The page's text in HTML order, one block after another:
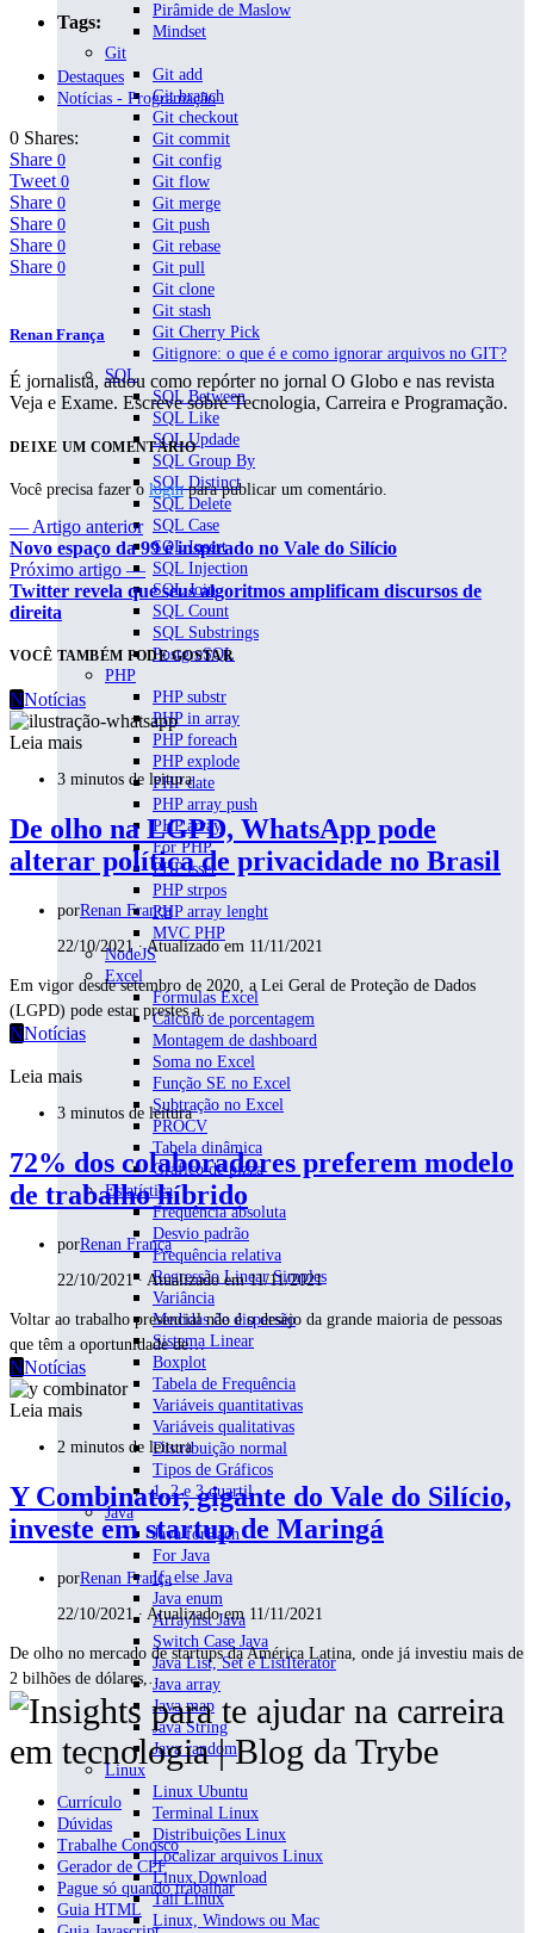
Pirâmide de Maslow
Mindset
Git
Git add
Git branch
Git checkout
Git commit
Git config
Git flow
Git merge
Git push
Git rebase
Git pull
Git clone
Git stash
Git Cherry Pick
Gitignore: o que é e como ignorar arquivos no GIT?
SQL
SQL Between
SQL Like
SQL Updade
SQL Group By
SQL Distinct
SQL Delete
SQL Case
SQL Insert
SQL Injection
SQL Join
SQL Count
SQL Substrings
PostgreSQL
PHP
PHP substr
PHP in array
PHP foreach
PHP explode
PHP date
PHP array push
PHP array
For PHP
PHP isset
PHP strpos
PHP array lenght
MVC PHP
NodeJS
Excel
Fórmulas Excel
Cálculo de porcentagem
Montagem de dashboard
Soma no Excel
Função SE no Excel
Subtração no Excel
PROCV
Tabela dinâmica
Gráfico de pizza
Estatística
Frequência absoluta
Desvio padrão
Frequência relativa
Regressão Linear Simples
Variância
Medidas de dispersão
Sistema Linear
Boxplot
Tabela de Frequência
Variáveis quantitativas
Variáveis qualitativas
Distribuição normal
Tipos de Gráficos
1, 2 e 3 quartil
Java
Java forEach
For Java
If, else Java
Java enum
Arraylist Java
Switch Case Java
Java List, Set e ListIterator
Java array
Java map
Java String
Java random
Linux
Linux Ubuntu
Terminal Linux
Distribuições Linux
Localizar arquivos Linux
Linux Download
Tail Linux
Linux, Windows ou Mac
Tags:
Destaques
Notícias - Programação
0 Shares:
Share 0
Tweet 0
Share 0
Share 0
Share 0
Share 0
Renan França
É jornalista, atuou como repórter no jornal O Globo e nas revista
Veja e Exame. Escreve sobre Tecnologia, Carreira e Programação.
DEIXE UM COMENTÁRIO
Você precisa fazer o loginpara publicar um comentário.
— Artigo anterior
Novo espaço da 99 é inspirado no Vale do Silício
Próximo artigo —
Twitter revela que seus algoritmos amplificam discursos de
direita
VOCÊ TAMBÉM PODE GOSTAR
NNotícias
Leia mais
3 minutos de leitura
De olho na LGPD, WhatsApp pode
alterar política de privacidade no Brasil
porRenan França
22/10/2021 ∙ Atualizado em 11/11/2021
Em vigor desde setembro de 2020, a Lei Geral de Proteção de Dados
(LGPD) pode estar prestes a…
NNotícias
Leia mais
3 minutos de leitura
72% dos colaboradores preferem modelo
de trabalho híbrido
porRenan França
22/10/2021 ∙ Atualizado em 11/11/2021
Voltar ao trabalho presencial não é o desejo da grande maioria de pessoas
que têm a oportunidade de…
NNotícias
Leia mais
2 minutos de leitura
Y Combinator, gigante do Vale do Silício,
investe em startup de Maringá
porRenan França
22/10/2021 ∙ Atualizado em 11/11/2021
De olho no mercado de startups da América Latina, onde já investiu mais de
2 bilhões de dólares,…
Currículo
Dúvidas
Trabalhe Conosco
Gerador de CPF
Pague só quando trabalhar
Guia HTML